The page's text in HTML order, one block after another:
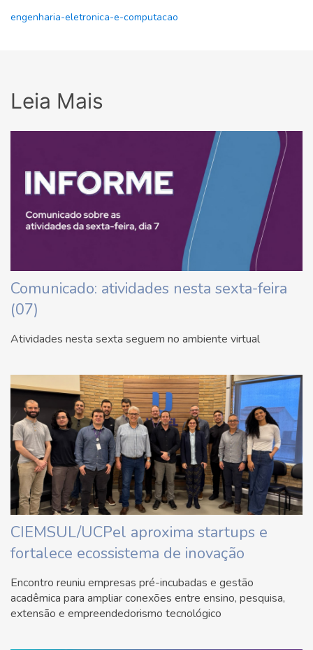
engenharia-eletronica-e-computacao
Leia Mais
Comunicado: atividades nesta sexta-feira
(07)
Atividades nesta sexta seguem no ambiente virtual
CIEMSUL/UCPel aproxima startups e
fortalece ecossistema de inovação
Encontro reuniu empresas pré-incubadas e gestão
acadêmica para ampliar conexões entre ensino, pesquisa,
extensão e empreendedorismo tecnológico